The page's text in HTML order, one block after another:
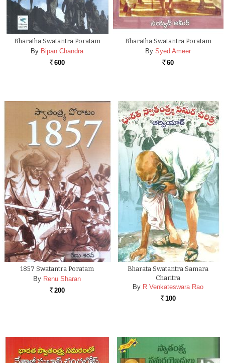
Bharatha Swatantra Poratam
By Bipan Chandra
Rs. 600
Bharatha Swatantra Poratam
By Syed Ameer
Rs. 60
1857 Swatantra Poratam
By Renu Sharan
Rs. 200
Bharata Swatantra Samara
Charitra
By R Venkateswara Rao
Rs. 100